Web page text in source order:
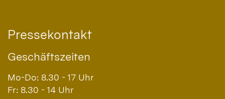
Pressekontakt
Geschäftszeiten
Mo-Do: 8.30 - 17 Uhr
Fr: 8.30 - 14 Uhr